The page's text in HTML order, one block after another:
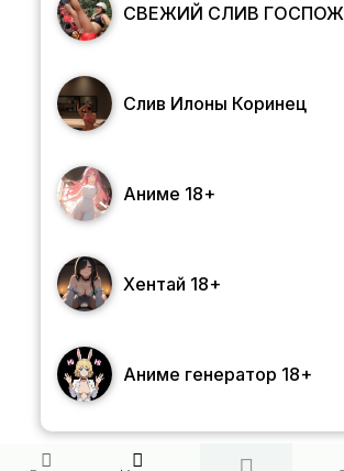
СВЕЖИЙ СЛИВ
Слив Илоны Коринец
Аниме 18+
Хентай 18+
Аниме генератор 18+